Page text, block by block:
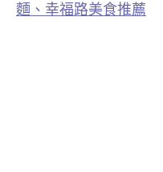
麵、幸福路美食推薦